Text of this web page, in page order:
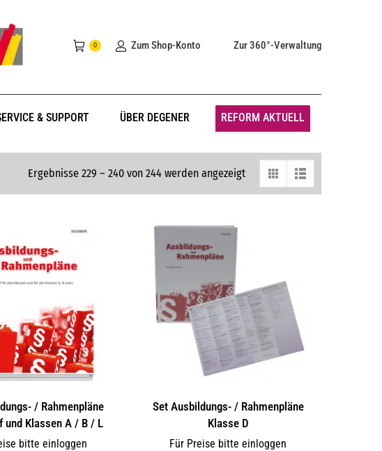
0 Zum Shop-Konto Zur 360°-Verwaltung
& SUPPORT ÜBER DEGENER REFORM AKTUELL
Ergebnisse 229 – 240 von 244 werden angezeigt
/ Rahmenpläne
und Klassen A / B / L
bitte einloggen
Set Ausbildungs- / Rahmenpläne
Klasse D
Für Preise bitte einloggen